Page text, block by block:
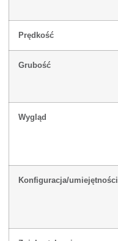
Prędkość
Grubość
Wygląd
Konfiguracja/umiejętności